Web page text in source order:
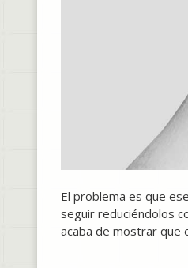
El problema es que
seguir reduciéndolos
acaba de mostrar que